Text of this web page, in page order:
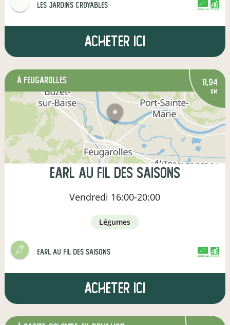
Les Jardins Croyables CERTIFIÉ PAR FR-BIO-09
AGRICULTURE FRANCE
Acheter ici
à Feugarolles 11,94
km
earl au fil des saisons
Vendredi 16:00-20:00
légumes
earl au fil des saisons CERTIFIÉ PAR FR-BIO-01
AGRICULTURE FRANCE
Acheter ici